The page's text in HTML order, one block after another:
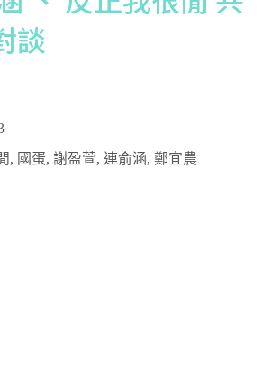
談
, 國蛋, 謝盈萱, 連俞涵, 鄭宜農